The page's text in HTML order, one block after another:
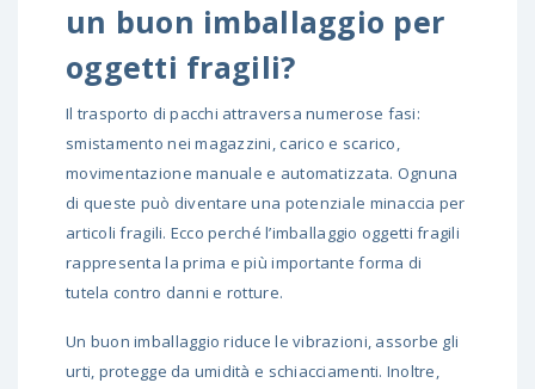
un buon imballaggio per
oggetti fragili?
Il trasporto di pacchi attraversa numerose fasi:
smistamento nei magazzini, carico e scarico,
movimentazione manuale e automatizzata. Ognuna
di queste può diventare una potenziale minaccia per
articoli fragili. Ecco perché l’imballaggio oggetti fragili
rappresenta la prima e più importante forma di
tutela contro danni e rotture.
Un buon imballaggio riduce le vibrazioni, assorbe gli
urti, protegge da umidità e schiacciamenti. Inoltre,